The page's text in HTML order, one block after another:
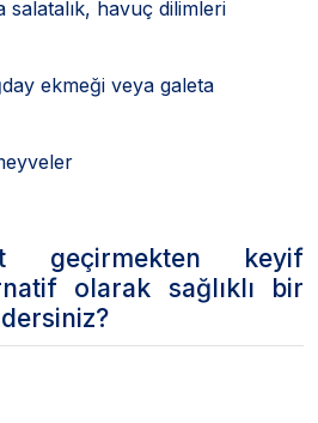
salatalık, havuç dilimleri
ekmeği veya galeta
geçirmekten keyif
olarak sağlıklı bir